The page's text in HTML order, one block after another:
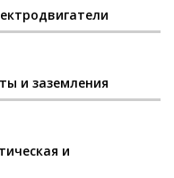
и заземления
и